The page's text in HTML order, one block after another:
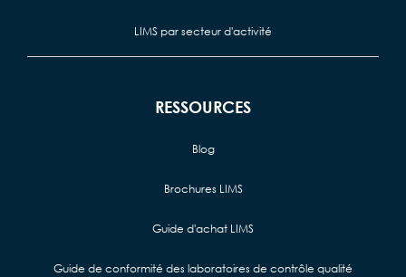
LIMS par secteur d'activité
RESSOURCES
Blog
Brochures LIMS
Guide d'achat LIMS
Guide de conformité des laboratoires de contrôle qualité